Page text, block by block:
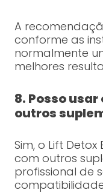
A
conforme as
normalmente
melhores
8. Posso
outros
Sim, o Lift
com outros
profissional de